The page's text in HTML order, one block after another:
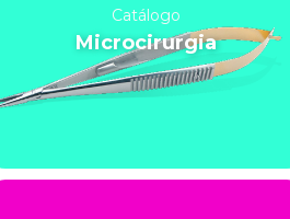
Catálogo
Microcirurgia